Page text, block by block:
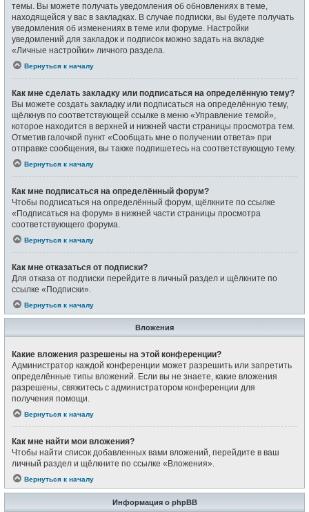
темы. Вы можете получать уведомления об обновлениях в теме,
находящейся у вас в закладках. В случае подписки, вы будете получать
уведомления об изменениях в теме или форуме. Настройки
уведомлений для закладок и подписок можно задать на вкладке
«Личные настройки» личного раздела.
Вернуться к началу
Как мне сделать закладку или подписаться на определённую тему?
Вы можете создать закладку или подписаться на определённую тему,
щёлкнув по соответствующей ссылке в меню «Управление темой»,
которое находится в верхней и нижней части страницы просмотра тем.
Отметив галочкой пункт «Сообщать мне о получении ответа» при
отправке сообщения, вы также подпишетесь на соответствующую тему.
Вернуться к началу
Как мне подписаться на определённый форум?
Чтобы подписаться на определённый форум, щёлкните по ссылке
«Подписаться на форум» в нижней части страницы просмотра
соответствующего форума.
Вернуться к началу
Как мне отказаться от подписки?
Для отказа от подписки перейдите в личный раздел и щёлкните по
ссылке «Подписки».
Вернуться к началу
Вложения
Какие вложения разрешены на этой конференции?
Администратор каждой конференции может разрешить или запретить
определённые типы вложений. Если вы не знаете, какие вложения
разрешены, свяжитесь с администратором конференции для
получения помощи.
Вернуться к началу
Как мне найти мои вложения?
Чтобы найти список добавленных вами вложений, перейдите в ваш
личный раздел и щёлкните по ссылке «Вложения».
Вернуться к началу
Информация о phpBB